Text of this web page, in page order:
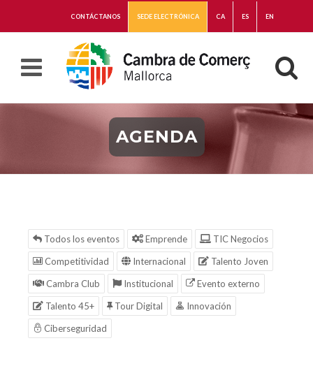
CONTÁCTANOS SEDE ELECTRÓNICA CA ES EN
AGENDA
Todos los eventos Emprende
TIC Negocios
Competitividad
Internacional
Talento Joven
Cambra Club
Institucional
Evento externo
Talento 45+
Tour Digital
Innovación
Ciberseguridad